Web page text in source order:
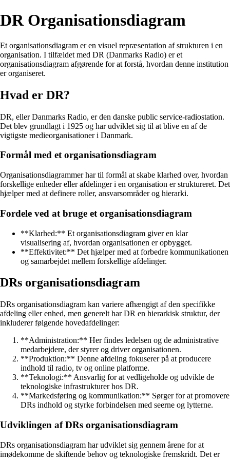
DR Organisationsdiagram
Et organisationsdiagram er en visuel repræsentation af strukturen i en
organisation. I tilfældet med DR (Danmarks Radio) er et
organisationsdiagram afgørende for at forstå, hvordan denne institution
er organiseret.
Hvad er DR?
DR, eller Danmarks Radio, er den danske public service-radiostation.
Det blev grundlagt i 1925 og har udviklet sig til at blive en af de
vigtigste medieorganisationer i Danmark.
Formål med et organisationsdiagram
Organisationsdiagrammer har til formål at skabe klarhed over, hvordan
forskellige enheder eller afdelinger i en organisation er struktureret. Det
hjælper med at definere roller, ansvarsområder og hierarki.
Fordele ved at bruge et organisationsdiagram
**Klarhed:** Et organisationsdiagram giver en klar
visualisering af, hvordan organisationen er opbygget.
**Effektivitet:** Det hjælper med at forbedre kommunikationen
og samarbejdet mellem forskellige afdelinger.
DRs organisationsdiagram
DRs organisationsdiagram kan variere afhængigt af den specifikke
afdeling eller enhed, men generelt har DR en hierarkisk struktur, der
inkluderer følgende hovedafdelinger:
**Administration:** Her findes ledelsen og de administrative
medarbejdere, der styrer og driver organisationen.
**Produktion:** Denne afdeling fokuserer på at producere
indhold til radio, tv og online platforme.
**Teknologi:** Ansvarlig for at vedligeholde og udvikle de
teknologiske infrastrukturer hos DR.
**Markedsføring og kommunikation:** Sørger for at promovere
DRs indhold og styrke forbindelsen med seerne og lytterne.
Udviklingen af DRs organisationsdiagram
DRs organisationsdiagram har udviklet sig gennem årene for at
imødekomme de skiftende behov og teknologiske fremskridt. Det er